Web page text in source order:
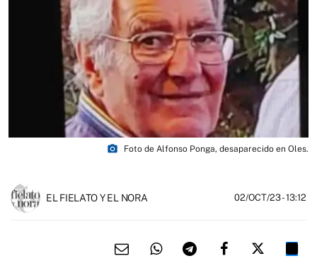
photo_camera Foto de Alfonso Ponga, desaparecido en Oles.
EL FIELATO Y EL NORA 02/OCT/23- 13:12